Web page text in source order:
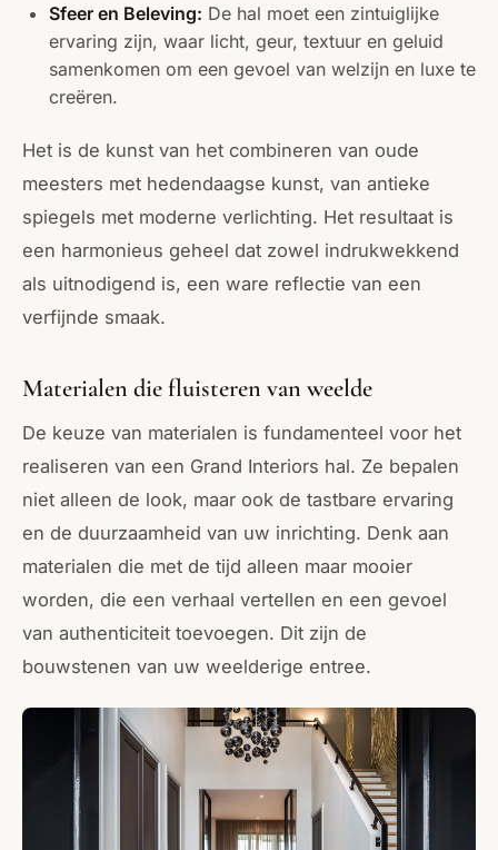
Sfeer en Beleving: De hal moet een zintuiglijke
ervaring zijn, waar licht, geur, textuur en geluid
samenkomen om een gevoel van welzijn en luxe te
creëren.
Het is de kunst van het combineren van oude
meesters met hedendaagse kunst, van antieke
spiegels met moderne verlichting. Het resultaat is
een harmonieus geheel dat zowel indrukwekkend
als uitnodigend is, een ware reflectie van een
verfijnde smaak.
Materialen die fluisteren van weelde
De keuze van materialen is fundamenteel voor het
realiseren van een Grand Interiors hal. Ze bepalen
niet alleen de look, maar ook de tastbare ervaring
en de duurzaamheid van uw inrichting. Denk aan
materialen die met de tijd alleen maar mooier
worden, die een verhaal vertellen en een gevoel
van authenticiteit toevoegen. Dit zijn de
bouwstenen van uw weelderige entree.